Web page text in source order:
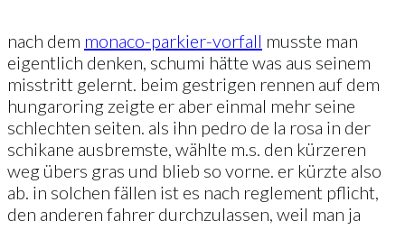
nach dem monaco-parkier-vorfall musste man
eigentlich denken, schumi hätte was aus seinem
misstritt gelernt. beim gestrigen rennen auf dem
hungaroring zeigte er aber einmal mehr seine
schlechten seiten. als ihn pedro de la rosa in der
schikane ausbremste, wählte m.s. den kürzeren
weg übers gras und blieb so vorne. er kürzte also
ab. in solchen fällen ist es nach reglement pflicht,
den anderen fahrer durchzulassen, weil man ja